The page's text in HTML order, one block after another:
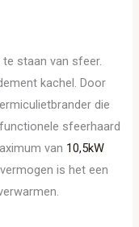
staan van sfeer.
kachel. Door
die
sfeerhaard
van 10,5kW
is het een